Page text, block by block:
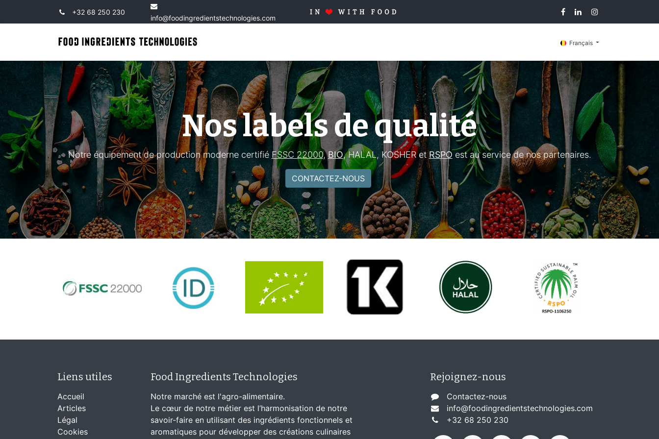
+32 68 250 230
info@foodingredientstechnologies.com
Français
Nos labels de qualité
Notre équipement de production moderne certifié FSSC 22000,BIO, HALAL, KOSHER etRSPO est au service de nos partenaires.
CONTACTEZ-NOUS
Liens utiles
Accueil
Articles
Légal
Cookies
Food Ingredients Technologies
Notre marché est l'agro-alimentaire.
Le cœur de notre métier est l’harmonisation de notre
savoir-faire en utilisant des ingrédients fonctionnels et
aromatiques pour développer des créations culinaires
Rejoignez-nous
Contactez-nous
info@foodingredientstechnologies.com
+32 68 250 230